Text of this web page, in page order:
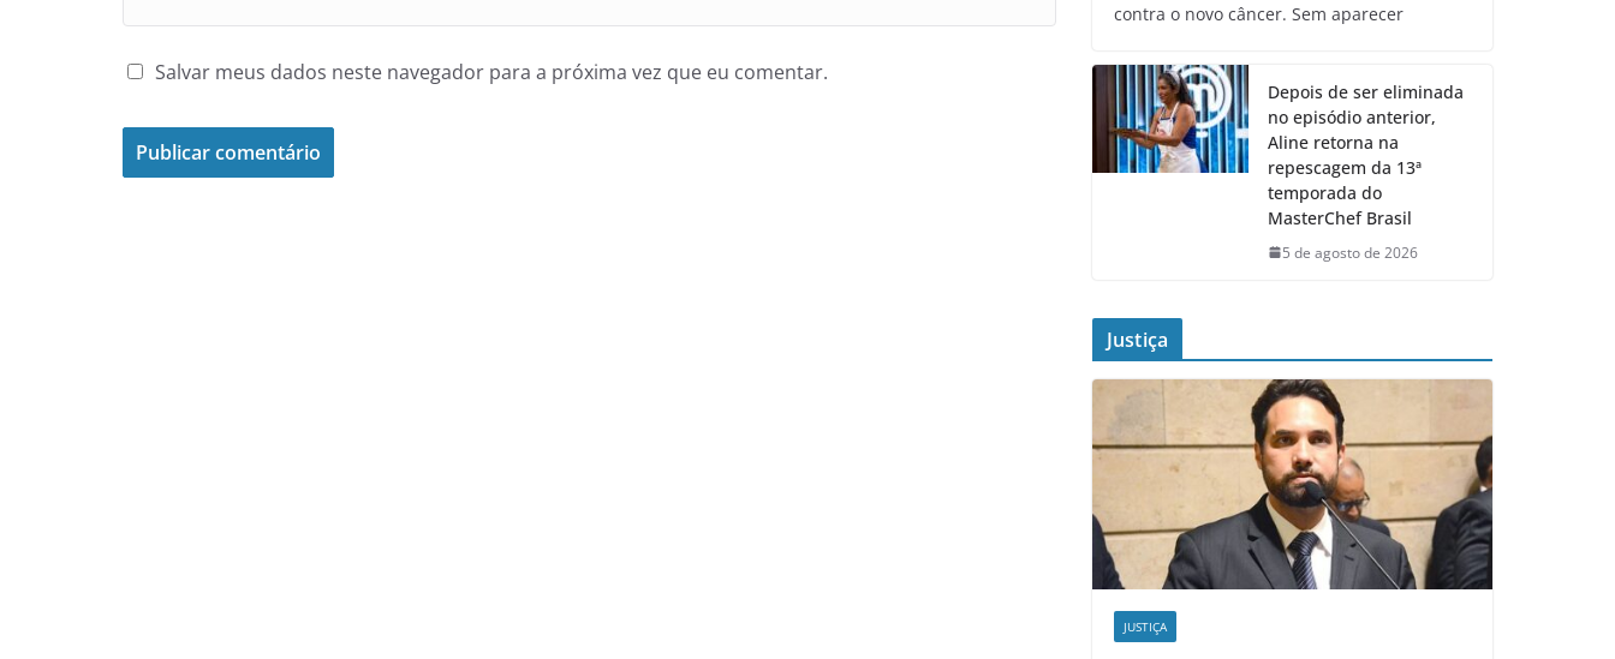
Salvar meus dados neste navegador para a próxima vez que eu comentar.
contra o novo câncer. Sem aparecer
Depois de ser eliminada
no episódio anterior,
Aline retorna na
repescagem da 13ª
temporada do
MasterChef Brasil
5 de agosto de 2026
Justiça
JUSTIÇA